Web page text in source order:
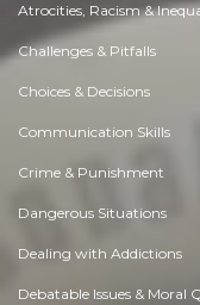
Atrocities, Racism &
Challenges & Pitfalls
Choices & Decisions
Communication Skills
Crime & Punishment
Dangerous Situations
Dealing with Addictions
Debatable Issues & Moral